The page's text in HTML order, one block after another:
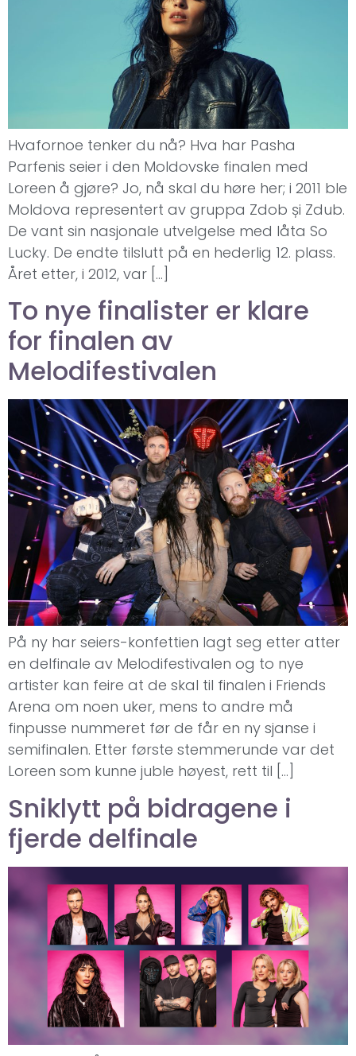
Hvafornoe tenker du nå? Hva har Pasha
Parfenis seier i den Moldovske finalen med
Loreen å gjøre? Jo, nå skal du høre her; i 2011 ble
Moldova representert av gruppa Zdob și Zdub.
De vant sin nasjonale utvelgelse med låta So
Lucky. De endte tilslutt på en hederlig 12. plass.
Året etter, i 2012, var […]
To nye finalister er klare
for finalen av
Melodifestivalen
På ny har seiers-konfettien lagt seg etter atter
en delfinale av Melodifestivalen og to nye
artister kan feire at de skal til finalen i Friends
Arena om noen uker, mens to andre må
finpusse nummeret før de får en ny sjanse i
semifinalen. Etter første stemmerunde var det
Loreen som kunne juble høyest, rett til […]
Sniklytt på bidragene i
fjerde delfinale